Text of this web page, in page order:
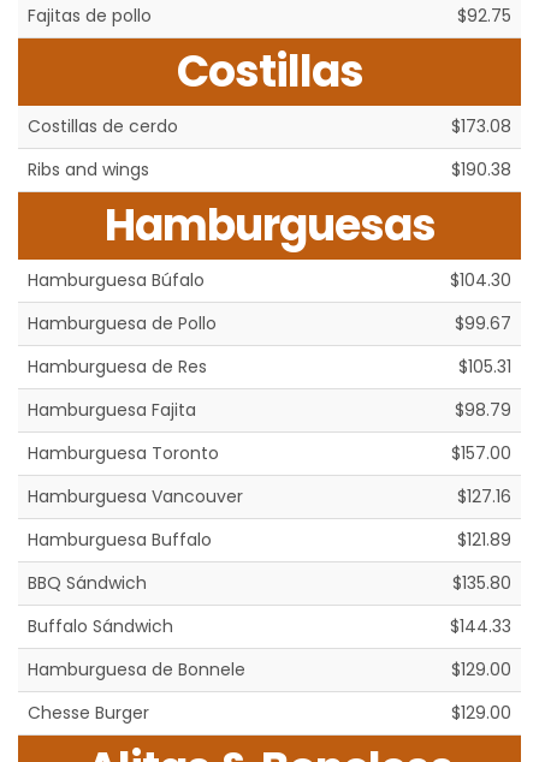
Fajitas de pollo
$92.75
Costillas
Costillas de cerdo
$173.08
Ribs and wings
$190.38
Hamburguesas
Hamburguesa Búfalo
$104.30
Hamburguesa de Pollo
$99.67
Hamburguesa de Res
$105.31
Hamburguesa Fajita
$98.79
Hamburguesa Toronto
$157.00
Hamburguesa Vancouver
$127.16
Hamburguesa Buffalo
$121.89
BBQ Sándwich
$135.80
Buffalo Sándwich
$144.33
Hamburguesa de Bonnele
$129.00
Chesse Burger
$129.00